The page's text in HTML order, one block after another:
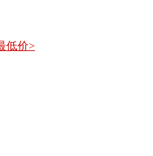
低价>